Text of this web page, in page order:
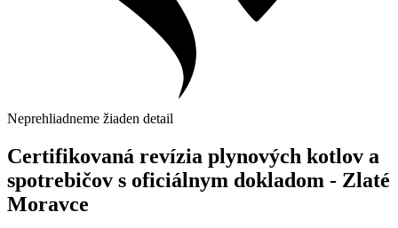
Neprehliadneme žiaden detail
Certifikovaná revízia plynových kotlov a
spotrebičov s oficiálnym dokladom - Zlaté
Moravce